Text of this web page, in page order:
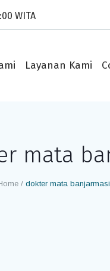
WITA
Layanan Kami
mata
/ dokter mata